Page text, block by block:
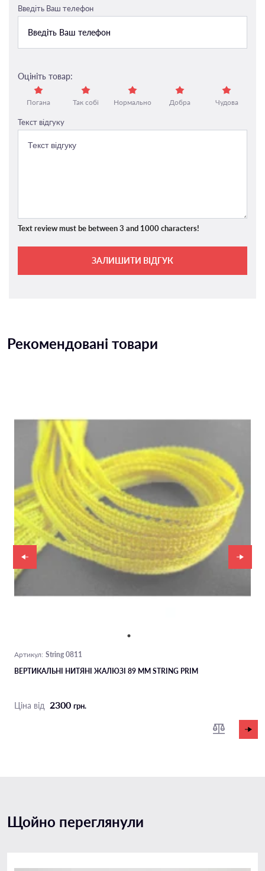
Введіть Ваш телефон
Оцініть товар:
Погана Так собі Нормально Добра Чудова
Текст відгуку
Text review must be between 3 and 1000 characters!
ЗАЛИШИТИ ВІДГУК
Рекомендовані товари
Артикул: String 0811
ВЕРТИКАЛЬНІ НИТЯНІ ЖАЛЮЗІ 89 ММ STRING PRIM
Ціна від 2300 грн.
Щойно переглянули